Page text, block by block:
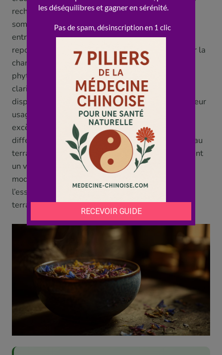
recharge » et « tempère » le Yang ; le manque de
sommeil et le surmenage « épuisent le Yin » et
entretiennent le déséquilibre. On veille donc à se
reposer, à respecter ses rythmes, à ne pas « brûler la
chandelle par les deux bouts ». Enfin, la
phytothérapie chinoise dispose de plantes «
clarifiantes » et « rafraîchissantes » réputées «
disperser la chaleur » ou « calmer le Yang », mais leur
usage relève d’un praticien, qui distingue un vrai «
excès » d’une « chaleur vide » (qui se traiterait
différemment, en « nourrissant le Yin ») et adapte au
terrain. Ces pistes, douces et de bon sens, dessinent
un véritable art de « rafraîchir » son terrain et son
mode de vie. Mais elles ne dispensent jamais de
l’essentiel : savoir distinguer un déséquilibre « de
terrain » d’un symptôme médical.